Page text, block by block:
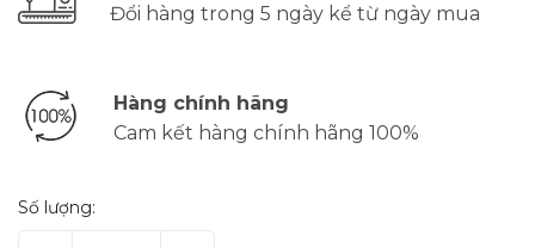
Đổi hàng trong 5 ngày kể từ ngày mua
Hàng chính hãng
Cam kết hàng chính hãng 100%
Số lượng: